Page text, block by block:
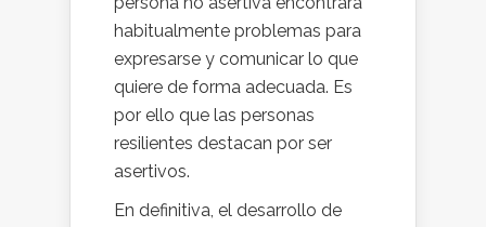
habitualmente problemas para
expresarse y comunicar lo que
quiere de forma adecuada. Es
por ello que las personas
resilientes destacan por ser
asertivos.
En definitiva, el desarrollo de